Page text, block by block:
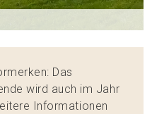
Das
wird auch im Jahr
Informationen